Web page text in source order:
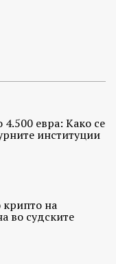
евра: Како се
институции
крипто на
во судските